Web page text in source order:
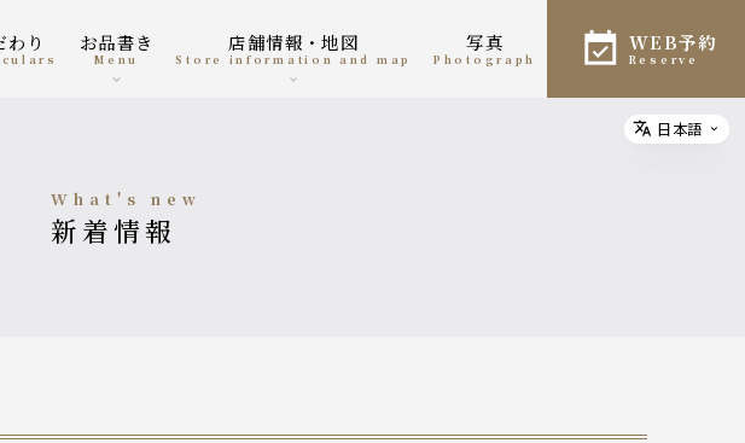
わり お品書き
menu
店舗情報・地図
Store information and map
写真
photograph
WEB予約
reserve
what's new
新着情報
Select
日本語